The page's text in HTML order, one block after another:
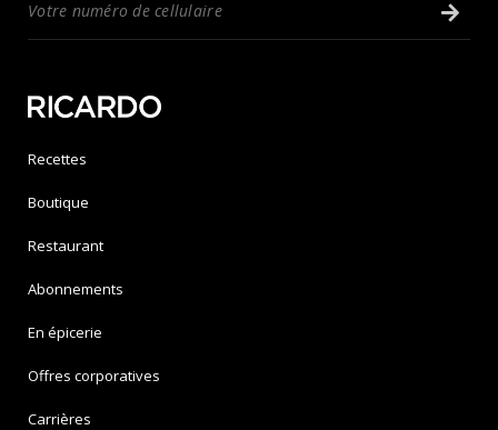
Recettes
Boutique
Restaurant
Abonnements
En épicerie
Offres corporatives
Carrières